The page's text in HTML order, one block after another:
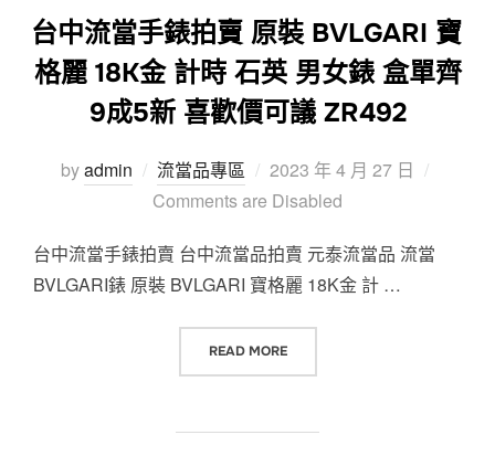
台中流當手錶拍賣 原裝 BVLGARI 寶
格麗 18K金 計時 石英 男女錶 盒單齊
9成5新 喜歡價可議 ZR492
byadmin 流當品專區
Posted
on
2023 年 4 月 27 日
Comments are Disabled
台中流當手錶拍賣 台中流當品拍賣 元泰流當品 流當
BVLGARI錶 原裝 BVLGARI 寶格麗 18K金 計 …
READ MORE“台中流當手錶拍賣 原裝